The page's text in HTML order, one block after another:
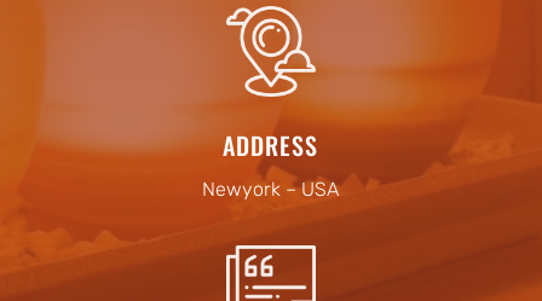
ADDRESS
Newyork – USA